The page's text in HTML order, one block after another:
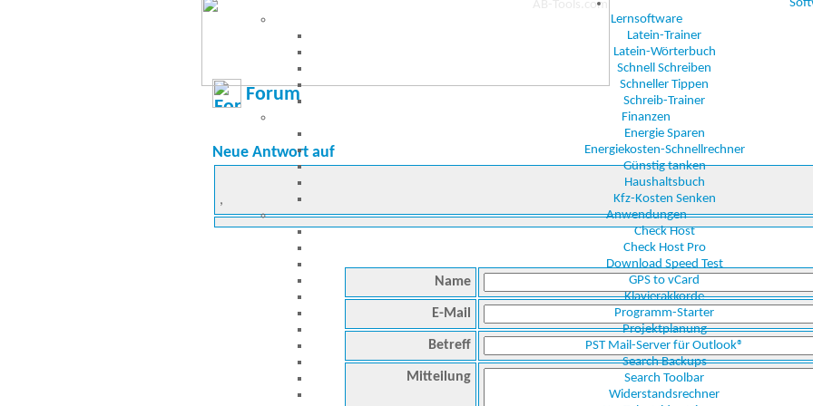
Lernsoftware
Latein-Trainer
Latein-Wörterbuch
Schnell Schreiben
Schneller Tippen
Schreib-Trainer
Finanzen
Energie Sparen
Energiekosten-Schnellrechner
Günstig tanken
Haushaltsbuch
Kfz-Kosten Senken
Anwendungen
Check Host
Check Host Pro
Download Speed Test
GPS to vCard
Klavierakkorde
Programm-Starter
Projektplanung
PST Mail-Server für Outlook®
Search Backups
Search Toolbar
Widerstandsrechner
Forum
Neue Antwort auf
,
Name
E-Mail
Betreff
Mitteilung